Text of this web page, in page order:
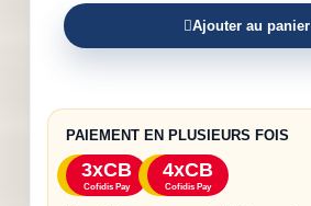
Ajouter au panier
PAIEMENT EN PLUSIEURS FOIS
3xCB
Cofidis Pay
4xCB
Cofidis Pay